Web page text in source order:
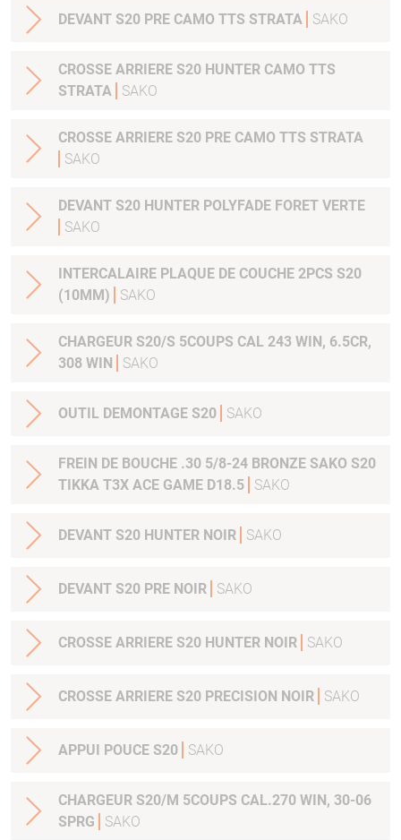
DEVANT S20 PRE CAMO TTS STRATA SAKO
CROSSE ARRIERE S20 HUNTER CAMO TTS
STRATA
SAKO
CROSSE ARRIERE S20 PRE CAMO TTS STRATA
SAKO
DEVANT S20 HUNTER POLYFADE FORET VERTE
SAKO
INTERCALAIRE PLAQUE DE COUCHE 2PCS S20
(10MM)
SAKO
CHARGEUR S20/S 5COUPS CAL 243 WIN, 6.5CR,
308 WIN
SAKO
OUTIL DEMONTAGE S20 SAKO
FREIN DE BOUCHE .30 5/8-24 BRONZE SAKO S20
TIKKA T3X ACE GAME D18.5
SAKO
DEVANT S20 HUNTER NOIR SAKO
DEVANT S20 PRE NOIR SAKO
CROSSE ARRIERE S20 HUNTER NOIR SAKO
CROSSE ARRIERE S20 PRECISION NOIR SAKO
APPUI POUCE S20 SAKO
CHARGEUR S20/M 5COUPS CAL.270 WIN, 30-06
SPRG
SAKO